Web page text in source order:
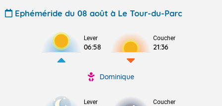
Ephéméride du 08 août à Le Tour-du-Parc
Lever
06:58
Coucher
21:36
Dominique
Lever Coucher